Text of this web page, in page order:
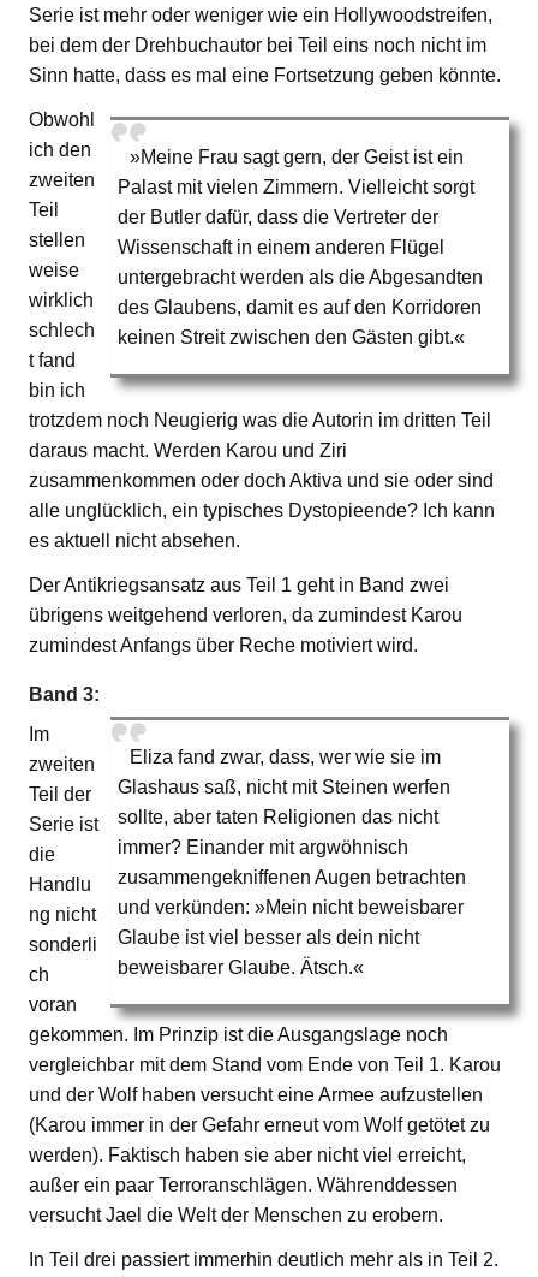
Serie ist mehr oder weniger wie ein Hollywoodstreifen,
bei dem der Drehbuchautor bei Teil eins noch nicht im
Sinn hatte, dass es mal eine Fortsetzung geben könnte.
»Meine Frau sagt gern, der Geist ist ein
Palast mit vielen Zimmern. Vielleicht sorgt
der Butler dafür, dass die Vertreter der
Wissenschaft in einem anderen Flügel
untergebracht werden als die Abgesandten
des Glaubens, damit es auf den Korridoren
keinen Streit zwischen den Gästen gibt.«
Obwohl
ich den
zweiten
Teil
stellen
weise
wirklich
schlech
t fand
bin ich
trotzdem noch Neugierig was die Autorin im dritten Teil
daraus macht. Werden Karou und Ziri
zusammenkommen oder doch Aktiva und sie oder sind
alle unglücklich, ein typisches Dystopieende? Ich kann
es aktuell nicht absehen.
Der Antikriegsansatz aus Teil 1 geht in Band zwei
übrigens weitgehend verloren, da zumindest Karou
zumindest Anfangs über Reche motiviert wird.
Band 3:
Eliza fand zwar, dass, wer wie sie im
Glashaus saß, nicht mit Steinen werfen
sollte, aber taten Religionen das nicht
immer? Einander mit argwöhnisch
zusammengekniffenen Augen betrachten
und verkünden: »Mein nicht beweisbarer
Glaube ist viel besser als dein nicht
beweisbarer Glaube. Ätsch.«
Im
zweiten
Teil der
Serie ist
die
Handlu
ng nicht
sonderli
ch
voran
gekommen. Im Prinzip ist die Ausgangslage noch
vergleichbar mit dem Stand vom Ende von Teil 1. Karou
und der Wolf haben versucht eine Armee aufzustellen
(Karou immer in der Gefahr erneut vom Wolf getötet zu
werden). Faktisch haben sie aber nicht viel erreicht,
außer ein paar Terroranschlägen. Währenddessen
versucht Jael die Welt der Menschen zu erobern.
In Teil drei passiert immerhin deutlich mehr als in Teil 2.